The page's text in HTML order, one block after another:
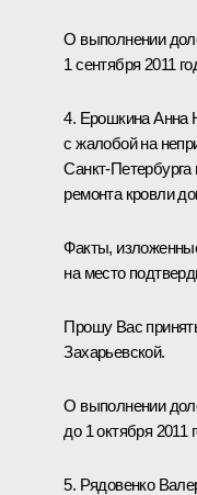
О выполнении
1 сентября 2011
4. Ерошкина Анна
с жалобой на
Санкт-
ремонта кровли
Факты,
на место
Прошу Вас
Захарьевской.
О выполнении
до 1 октября 2011
5. Рядовенко